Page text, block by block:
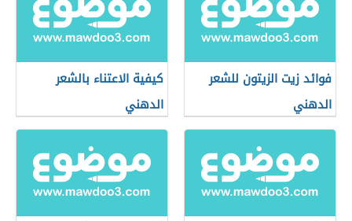
فوائد زيت الزيتون للشعر
الدهني
كيفية الاعتناء بالشعر
الدهني